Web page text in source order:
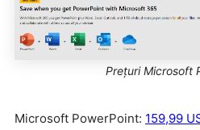
Prețuri Microsoft
Microsoft PowerPoint: 159,99